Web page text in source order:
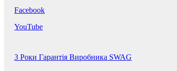
Facebook
YouTube
3 Роки Гарантія Виробника SWAG